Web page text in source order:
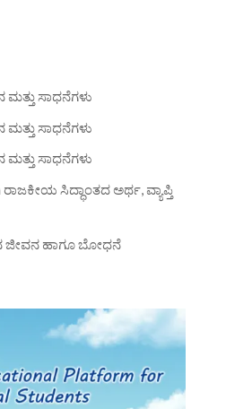
ಸಾಧನೆಗಳು
ಸಾಧನೆಗಳು
ಸಾಧನೆಗಳು
ರಾಜಕೀಯ ಸಿದ್ಧಾಂತದ ಅರ್ಥ, ವ್ಯಾಪ್ತಿ
ಜೀವನ ಹಾಗೂ ಬೋಧನೆ